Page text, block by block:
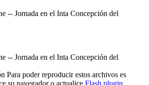
-- Jornada en el Inta Concepción del
-- Jornada en el Inta Concepción del
Para poder reproducir estos archivos es